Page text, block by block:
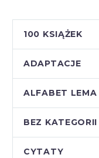
100 KSIĄŻEK
ADAPTACJE
ALFABET LEMA
BEZ KATEGORII
CYTATY